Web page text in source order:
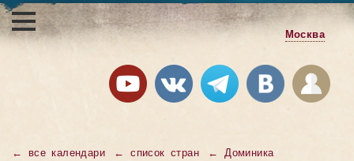
Москва
← все календари ←список стран ←Доминика